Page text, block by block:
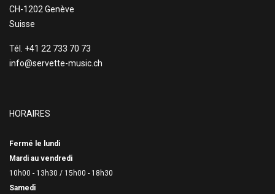
CH-1202 Genève
Suisse
Tél. +41 22 733 70 73
info@servette-music.ch
HORAIRES
Fermé le lundi
Mardi au vendredi
10h00 - 13h30 / 15h00 - 18h30
Samedi